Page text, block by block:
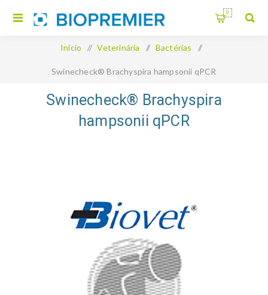
0
Início / Veterinária / Bactérias /
Swinecheck® Brachyspira hampsonii qPCR
Swinecheck® Brachyspira
hampsonii qPCR